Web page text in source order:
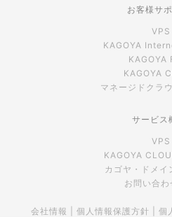
お客様サ
VPS
KAGOYA
KAGOYA
KAGOYA
マネージドクラ
サービス
VPS
KAGOYA
カゴヤ・ドメイ
お問い合わ
会社情報 個人情報保護方針 個